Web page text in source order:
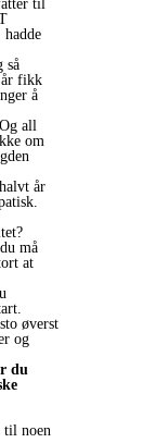
til
så
år fikk
å
all
om
år
må
at
øverst
og
du
til noen